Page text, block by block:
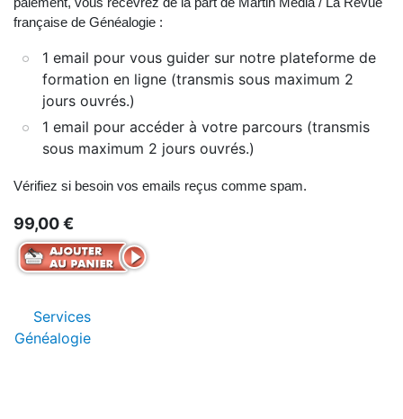
française de Généalogie :
1 email pour vous guider sur notre plateforme de
formation en ligne (transmis sous maximum 2
jours ouvrés.)
1 email pour accéder à votre parcours (transmis
sous maximum 2 jours ouvrés.)
Vérifiez si besoin vos emails reçus comme spam.
99,00 €
Services
Généalogie